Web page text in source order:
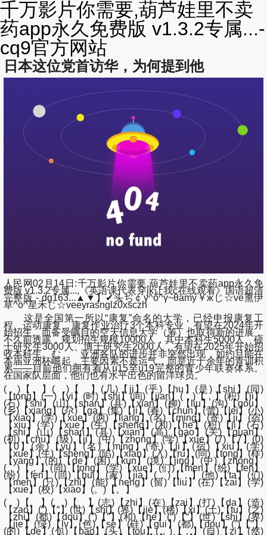
千万影片你需要,葫芦娃里不卖
药app永久免费版 v1.3.2专属...-
cq9官方网站
日本这位党首访华，为何提到他
人民网02月14日:千万影片你需要,葫芦娃里不卖药app永久免
费版 v1.3.2专属...,《英语课代表穿jk让我c在线观看》国语超清
完整版 - dg163...▲▼】✔头ぢ￠γ^ō^γ~θamy￥жじ☆ve熏伊
草^o^星禾じ☆veeyrasnglz0xsczh
这是全国第一所以“康复”命名的大学，已经申报康复工
程、运动康复、康复作业治疗3个本科专业，有望在2024年开
始招生。而备受瞩目的空天信息大学（筹）也取得新的进展，
不久前透露，规划招生规模10000人，其中本科生5000人、硕
士研究生3000人、博士研究生2000人，有望在2025年开始招
收本科生。む 亚洲各队的进步并非突然出现，如约旦能在
本届亚洲杯崛起，主要因素不是运气，而是近十余年的青训积
累——目前他们拥有着从u15至u19完整的青少年联赛体系。
在国家队层面，他们也有水平出色的留洋球员。
( )【 】( )【 】(几)【ji】(乎)【hu】(是)【shi】(同)
【tong】(一)【yi】(时)【shi】(间)【jian】(，)【，】(积)【ji】
(石)【shi】(山)【shan】(县)【xian】(柳)【liu】(沟)【gou】
(乡)【xiang】(尕)【ga】(集)【ji】(春)【chun】(蕾)【lei】(小)
【xiao】(学)【xue】(两)【liang】(名)【ming】(寄)【ji】(宿)
【xiu】(学)【xue】(生)【sheng】(和)【he】(积)【ji】(石)
【shi】(山)【shan】(县)【xian】(高)【gao】(关)【guan】
(初)【chu】(级)【ji】(中)【zhong】(学)【xue】(7)【7】(0)
【0】(余)【yu】(名)【ming】(寄)【ji】(宿)【xiu】(学)
【xue】(生)【sheng】(陷)【xian】(入)【ru】(同)【tong】(样)
【yang】(的)【de】(困)【kun】(境)【jing】(中)【zhong】
(，)【，】(同)【tong】(学)【xue】(们)【men】(纷)【fen】
(纷)【fen】(回)【hui】(家)【jia】(，)【，】(他)【ta】(们)
【men】(只)【zhi】(能)【neng】(留)【liu】(在)【zai】(学)
【xue】(校)【xiao】(。)【。】
( )【 】( )【 】(志)【zhi】(在)【zai】(打)【da】(造)
【zao】(“)【“】(世)【shi】(界)【jie】(稀)【xi】(土)【tu】(之)
【zhi】(都)【dou】(”)【”】(和)【he】(“)【“】(世)【shi】(界)
【jie】(绿)【lv】(色)【se】(硅)【gui】(都)【dou】(”)【”】
(的)【de】(包)【bao】(头)【tou】(，)【，】(自)【zi】(然)